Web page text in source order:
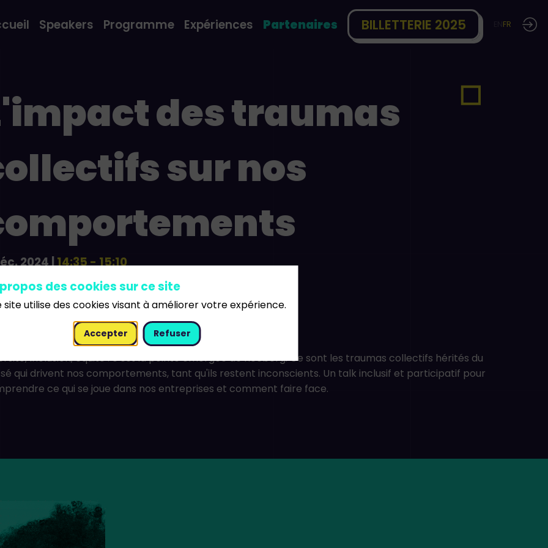
Speakers Programme Expériences Partenaires BILLETTERIE 2025 FR
des traumas
sur nos
2024|14:35-15:10
Stage
Inclusion Equité
Inclusion, équité : c'est la pointe émergée de l'iceberg. Ce sont les traumas collectifs hérités du
qui drivent nos comportements, tant qu'ils restent inconscients. Un talk inclusif et participatif pour
des cookies sur ce site
site utilise des cookies visant à améliorer votre expérience.
Accepter Refuser